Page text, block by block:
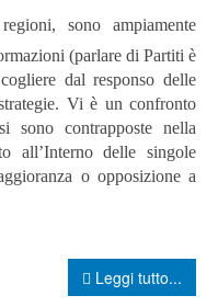
sono ampiamente
(parlare di Partiti è
dal responso delle
Vi è un confronto
contrapposte nella
all’Interno delle singole
o opposizione a
Leggi tutto...